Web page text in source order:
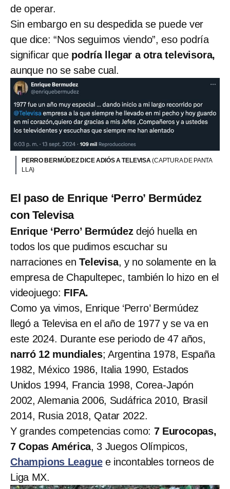
de operar.
Sin embargo en su despedida se puede ver
que dice: “Nos seguimos viendo”, eso podría
significar quepodría llegar a otra televisora,
aunque no se sabe cual.
PERRO BERMÚDEZ DICE ADIÓS A TELEVISA(CAPTURA DE PANTA
LLA)
El paso de Enrique ‘Perro’ Bermúdez
con Televisa
Enrique ‘Perro’ Bermúdez dejó huella en
todos los que pudimos escuchar su
narraciones enTelevisa, y no solamente en la
empresa de Chapultepec, también lo hizo en el
videojuego: FIFA.
Como ya vimos, Enrique ‘Perro’ Bermúdez
llegó a Televisa en el año de 1977 y se va en
este 2024. Durante ese periodo de 47 años,
narró 12 mundiales; Argentina 1978, España
1982, México 1986, Italia 1990, Estados
Unidos 1994, Francia 1998, Corea-Japón
2002, Alemania 2006, Sudáfrica 2010, Brasil
2014, Rusia 2018, Qatar 2022.
Y grandes competencias como: 7 Eurocopas,
7 Copas América, 3 Juegos Olímpicos,
Champions League e incontables torneos de
Liga MX.